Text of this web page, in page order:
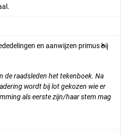
en aanwijzen primus bij
de raadsleden het tekenboek. Na
wordt bij lot gekozen wie er
als eerste zijn/haar stem mag